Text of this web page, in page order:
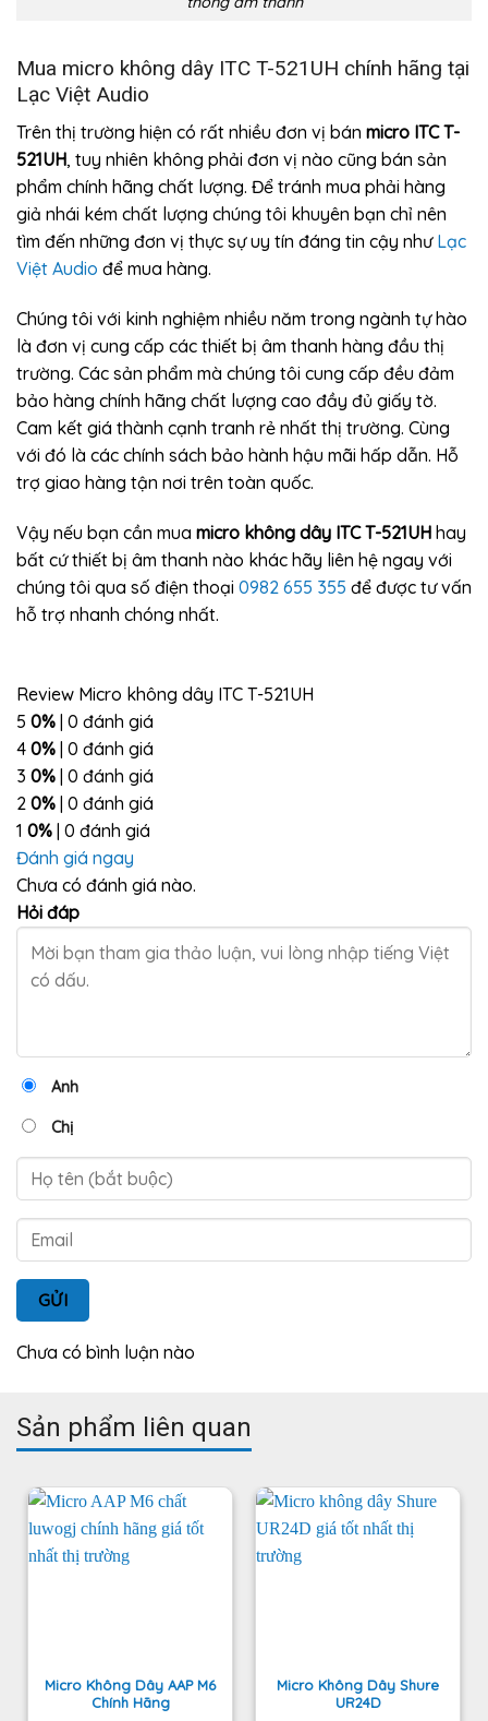
Mua micro không dây ITC T-521UH chính hãng tại
Lạc Việt Audio
Trên thị trường hiện có rất nhiều đơn vị bán micro ITC T-
521UH, tuy nhiên không phải đơn vị nào cũng bán sản
phẩm chính hãng chất lượng. Để tránh mua phải hàng
giả nhái kém chất lượng chúng tôi khuyên bạn chỉ nên
tìm đến những đơn vị thực sự uy tín đáng tin cậy như Lạc
Việt Audio để mua hàng.
Chúng tôi với kinh nghiệm nhiều năm trong ngành tự hào
là đơn vị cung cấp các thiết bị âm thanh hàng đầu thị
trường. Các sản phẩm mà chúng tôi cung cấp đều đảm
bảo hàng chính hãng chất lượng cao đầy đủ giấy tờ.
Cam kết giá thành cạnh tranh rẻ nhất thị trường. Cùng
với đó là các chính sách bảo hành hậu mãi hấp dẫn. Hỗ
trợ giao hàng tận nơi trên toàn quốc.
Vậy nếu bạn cần mua micro không dây ITC T-521UH hay
bất cứ thiết bị âm thanh nào khác hãy liên hệ ngay với
chúng tôi qua số điện thoại 0982 655 355 để được tư vấn
hỗ trợ nhanh chóng nhất.
Review Micro không dây ITC T-521UH
5 0% | 0 đánh giá
4 0% | 0 đánh giá
3 0% | 0 đánh giá
2 0% | 0 đánh giá
1 0% | 0 đánh giá
Đánh giá ngay
Chưa có đánh giá nào.
Hỏi đáp
Anh
Chị
GỬI
Chưa có bình luận nào
Sản phẩm liên quan
Micro Không Dây AAP M6
Chính Hãng
Micro Không Dây Shure
UR24D